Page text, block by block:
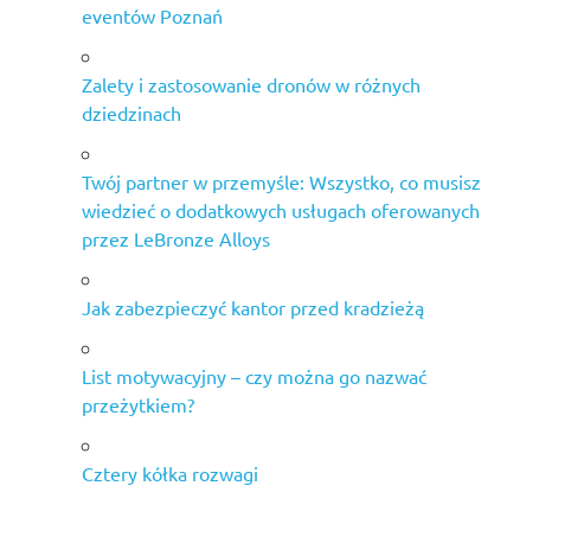
eventów Poznań
Zalety i zastosowanie dronów w różnych
dziedzinach
Twój partner w przemyśle: Wszystko, co musisz
wiedzieć o dodatkowych usługach oferowanych
przez LeBronze Alloys
Jak zabezpieczyć kantor przed kradzieżą
List motywacyjny – czy można go nazwać
przeżytkiem?
Cztery kółka rozwagi